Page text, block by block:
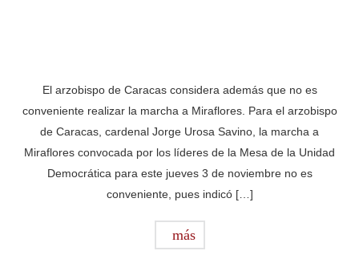
El arzobispo de Caracas considera además que no es
conveniente realizar la marcha a Miraflores. Para el arzobispo
de Caracas, cardenal Jorge Urosa Savino, la marcha a
Miraflores convocada por los líderes de la Mesa de la Unidad
Democrática para este jueves 3 de noviembre no es
conveniente, pues indicó […]
más